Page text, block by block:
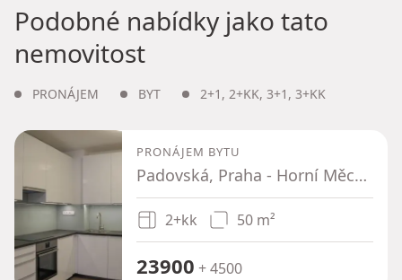
Podobné nabídky jako tato
nemovitost
PRONÁJEM BYT 2+1 , 2+KK, 3+1 , 3+KK
PRONÁJEM BYTU
Padovská, Praha - Horní Měcholupy
2+kk 50 m²
23900 + 4500